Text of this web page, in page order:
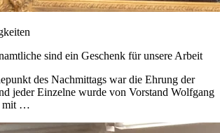
sind ein Geschenk für unsere Arbeit
des Nachmittags war die Ehrung der
jeder Einzelne wurde von Vorstand Wolfgang
mit …